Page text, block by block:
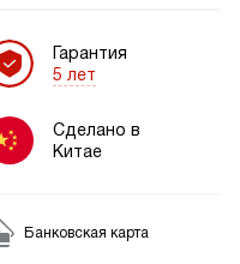
Гарантия
5 лет
Сделано в
Китае
Банковская карта